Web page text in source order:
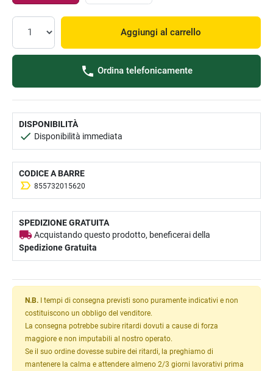
Aggiungi al carrello
Ordina telefonicamente
DISPONIBILITÀ
Disponibilità immediata
CODICE A BARRE
855732015620
SPEDIZIONE GRATUITA
Acquistando questo prodotto, beneficerai della
Spedizione Gratuita
N.B. I tempi di consegna previsti sono puramente indicativi e non
costituiscono un obbligo del venditore.
La consegna potrebbe subire ritardi dovuti a cause di forza
maggiore e non imputabili al nostro operato.
Se il suo ordine dovesse subire dei ritardi, la preghiamo di
mantenere la calma e attendere almeno 2/3 giorni lavorativi prima